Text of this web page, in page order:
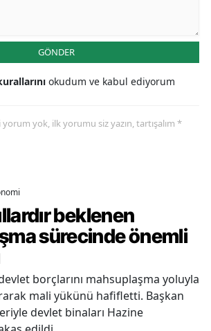
GÖNDER
okudum ve kabul ediyorum
yok, ilk yorumu siz yazın, tartışalım *
beklenen
sürecinde önemli
borçlarını mahsuplaşma yoluyla
mali yükünü hafifletti. Başkan
devlet binaları Hazine